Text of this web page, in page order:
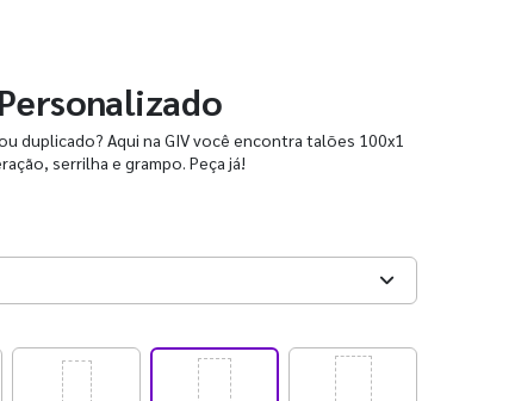
duplicado? Aqui na GIV você encontra talões 100x1
serrilha e grampo. Peça já!